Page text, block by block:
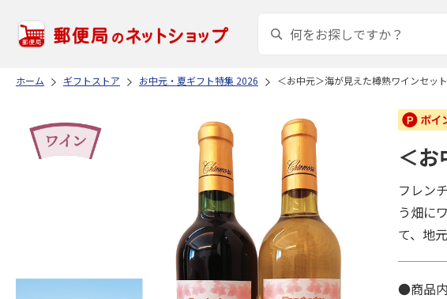
ホーム ギフトストア お中元・夏ギフト特集 2026 ＜お中元＞海が見えた樽熟ワインセット
＜
フレン
う畑に
て、地
●商品